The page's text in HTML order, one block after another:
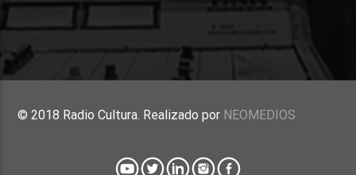
© 2018 Radio Cultura. Realizado por NEOMEDIOS